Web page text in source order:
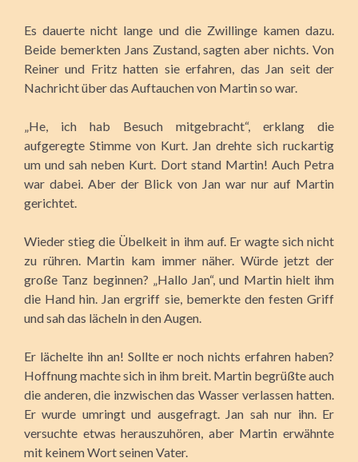
Es dauerte nicht lange und die Zwillinge kamen dazu.
Beide bemerkten Jans Zustand, sagten aber nichts. Von
Reiner und Fritz hatten sie erfahren, das Jan seit der
Nachricht über das Auftauchen von Martin so war.
„He, ich hab Besuch mitgebracht“, erklang die
aufgeregte Stimme von Kurt. Jan drehte sich ruckartig
um und sah neben Kurt. Dort stand Martin! Auch Petra
war dabei. Aber der Blick von Jan war nur auf Martin
gerichtet.
Wieder stieg die Übelkeit in ihm auf. Er wagte sich nicht
zu rühren. Martin kam immer näher. Würde jetzt der
große Tanz beginnen? „Hallo Jan“, und Martin hielt ihm
die Hand hin. Jan ergriff sie, bemerkte den festen Griff
und sah das lächeln in den Augen.
Er lächelte ihn an! Sollte er noch nichts erfahren haben?
Hoffnung machte sich in ihm breit. Martin begrüßte auch
die anderen, die inzwischen das Wasser verlassen hatten.
Er wurde umringt und ausgefragt. Jan sah nur ihn. Er
versuchte etwas herauszuhören, aber Martin erwähnte
mit keinem Wort seinen Vater.